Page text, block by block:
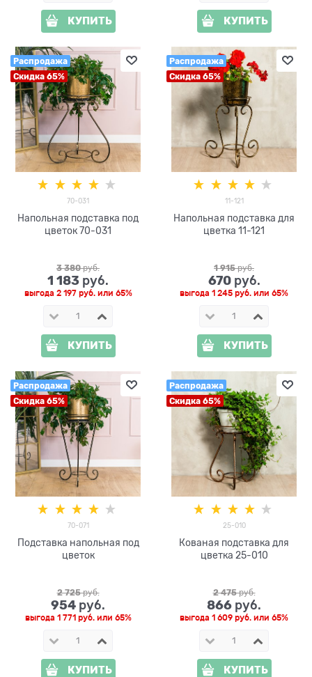
КУПИТЬ КУПИТЬ
Распродажа
Скидка 65%
70-031
Напольная подставка под
цветок 70-031
3 380 руб.
1 183 руб.
выгода 2 197 руб.или 65%
КУПИТЬ
Распродажа
Скидка 65%
11-121
Напольная подставка для
цветка 11-121
1 915 руб.
670 руб.
выгода 1 245 руб. или 65%
КУПИТЬ
Распродажа
Скидка 65%
70-071
Подставка напольная под
цветок
2 725 руб.
954 руб.
выгода 1 771 руб.или 65%
КУПИТЬ
Распродажа
Скидка 65%
25-010
Кованая подставка для
цветка 25-010
2 475 руб.
866 руб.
выгода 1 609 руб. или 65%
КУПИТЬ